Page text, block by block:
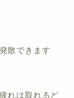
散できます
れは取れるど